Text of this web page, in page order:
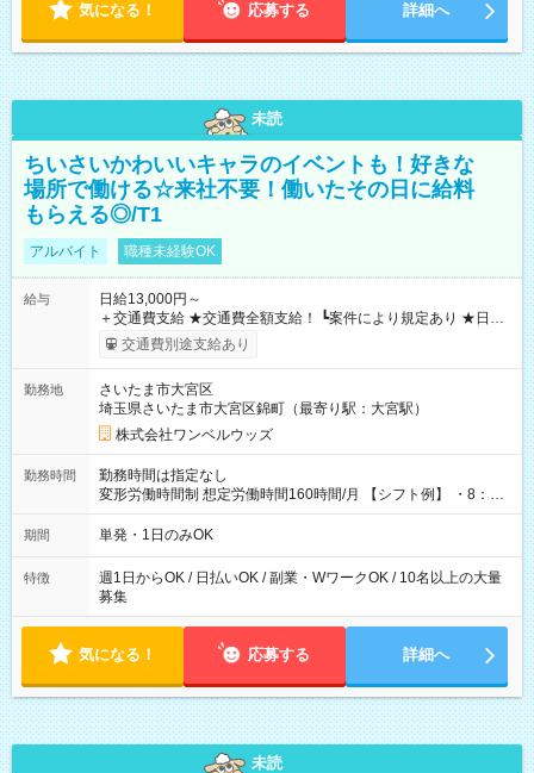
気になる！ 応募する 詳細へ
未読
ちいさいかわいいキャラのイベントも！好きな
場所で働ける☆来社不要！働いたその日に給料
もらえる◎/T1
アルバイト 職種未経験OK
給与
日給13,000円～
＋交通費支給 ★交通費全額支給！ ┗案件により規定あり ★日払
いOK！（規定あり） ┗働いたその日に現金GET♪ お仕事後はコ
ンビニATMから 日払い分を引き落とせます！ 【試用期間】試
交通費別途支給あり
勤務地
さいたま市大宮区
埼玉県さいたま市大宮区錦町（最寄り駅：大宮駅）
株式会社ワンベルウッズ
勤務時間
勤務時間は指定なし
変形労働時間制 想定労働時間160時間/月 【シフト例】 ・8：00
～21：00
期間 単発・1日のみOK
特徴
週1日からOK / 日払いOK / 副業・WワークOK / 10名以上の大量
募集
気になる！ 応募する 詳細へ
未読